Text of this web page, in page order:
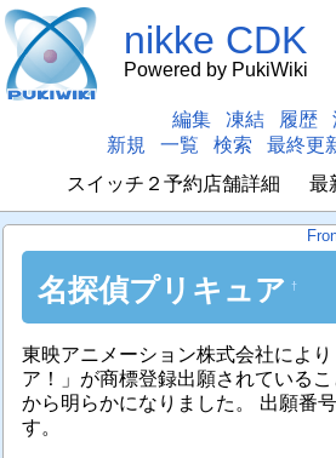
nikke CDK
Powered by PukiWiki
編集 凍結 履歴
新規
一覧 検索 最終更
スイッチ２予約店舗詳細
最
名探偵プリキュア †
東映アニメーション株式会社により
ア！」が商標登録出願されている
から明らかになりました。 出願番
す。